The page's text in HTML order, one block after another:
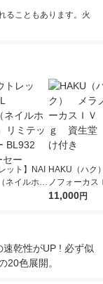
ることもあります。火
ット】NAI
ネイルホリ
テッドカ
HAKU（ハ
ノフォーカ
5ｇ 資生堂
11,000円
乾性がUP ! 必ず似
20色展開。